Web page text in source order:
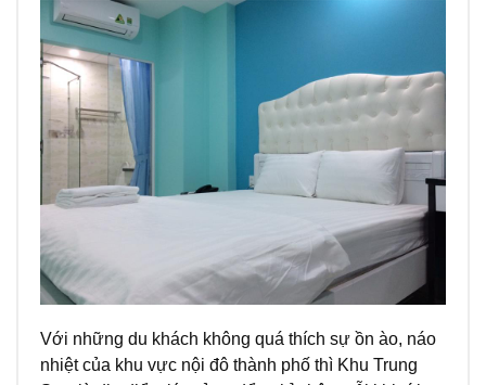
Với những du khách không quá thích sự ồn ào, náo
nhiệt của khu vực nội đô thành phố thì Khu Trung